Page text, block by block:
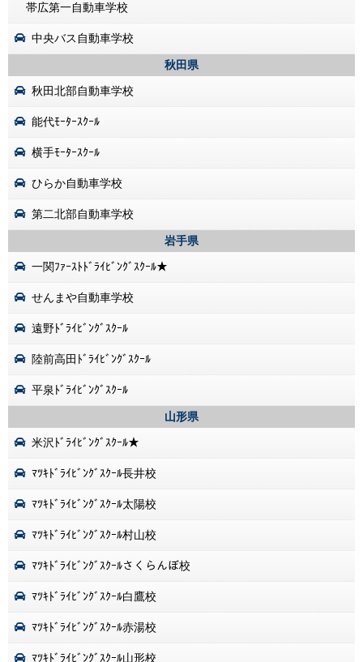
帯広第一自動車学校
中央バス自動車学校
秋田県
秋田北部自動車学校
能代ﾓｰﾀｰｽｸｰﾙ
横手ﾓｰﾀｰｽｸｰﾙ
ひらか自動車学校
第二北部自動車学校
岩手県
一関ﾌｧｰｽﾄﾄﾞﾗｲﾋﾞﾝｸﾞｽｸｰﾙ★
せんまや自動車学校
遠野ﾄﾞﾗｲﾋﾞﾝｸﾞｽｸｰﾙ
陸前高田ﾄﾞﾗｲﾋﾞﾝｸﾞｽｸｰﾙ
平泉ﾄﾞﾗｲﾋﾞﾝｸﾞｽｸｰﾙ
山形県
米沢ﾄﾞﾗｲﾋﾞﾝｸﾞｽｸｰﾙ★
ﾏﾂｷﾄﾞﾗｲﾋﾞﾝｸﾞｽｸｰﾙ長井校
ﾏﾂｷﾄﾞﾗｲﾋﾞﾝｸﾞｽｸｰﾙ太陽校
ﾏﾂｷﾄﾞﾗｲﾋﾞﾝｸﾞｽｸｰﾙ村山校
ﾏﾂｷﾄﾞﾗｲﾋﾞﾝｸﾞｽｸｰﾙさくらんぼ校
ﾏﾂｷﾄﾞﾗｲﾋﾞﾝｸﾞｽｸｰﾙ白鷹校
ﾏﾂｷﾄﾞﾗｲﾋﾞﾝｸﾞｽｸｰﾙ赤湯校
ﾏﾂｷﾄﾞﾗｲﾋﾞﾝｸﾞｽｸｰﾙ山形校